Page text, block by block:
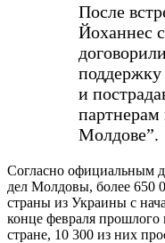
После
Йоханнес
и
партнерам
Молдове”.
Согласно официальным
дел Молдовы, более 650
страны из Украины с
конце февраля прошлого
стране, 10 300 из них